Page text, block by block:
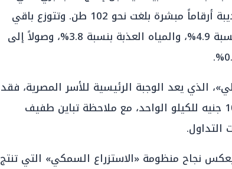
المزارع المتخصصة مثل مزرعة الديبة أرقاماً مبشرة بلغت نحو 102 طن. وتتوزع باقي
نسب الإنتاج بين المياه البحرية بنسبة 4.9%، والمياه العذبة بنسبة 3.8%، وصولاً إلى
الذي يعد الوجبة الرئيسية للأسر المصرية، فقد
تراوحت أسعاره اليوم بين 85 و100 جنيه للكيلو الواحد، مع ملاحظة تباين طفيف
التداول.
نجاح منظومة «الاستزراع السمكي» التي تنتج